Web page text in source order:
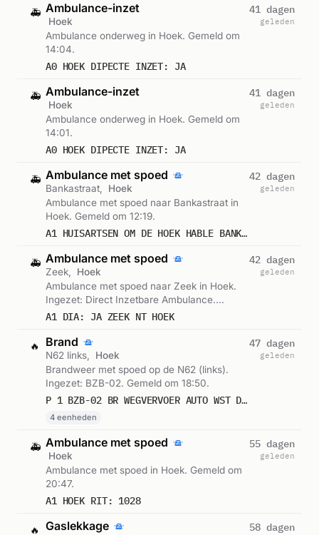
🚑 Ambulance-inzet
Hoek
Ambulance onderweg in Hoek. Gemeld om
14:04.
A0 HOEK DIPECTE INZET: JA
41 dagen
geleden
🚑 Ambulance-inzet
Hoek
Ambulance onderweg in Hoek. Gemeld om
14:01.
A0 HOEK DIPECTE INZET: JA
41 dagen
geleden
🚑 Ambulance met spoed
Bankastraat,
Hoek
Ambulance met spoed naar Bankastraat in
Hoek. Gemeld om 12:19.
A1 HUISARTSEN OM DE HOEK HABLE BANKASTRAAT SGZAVH : 15138
42 dagen
geleden
🚑 Ambulance met spoed
Zeek,
Hoek
Ambulance met spoed naar Zeek in Hoek.
Ingezet: Direct Inzetbare Ambulance.
Gemeld om 23:55.
A1 DIA: JA ZEEK NT HOEK
42 dagen
geleden
🔥 Brand
N62 links,
Hoek
Brandweer met spoed op de N62 (links).
Ingezet: BZB-02. Gemeld om 18:50.
P 1 BZB-02 BR WEGVERVOER AUTO WST DWV L04 WES4BUIS N62 LI - WESTERSCHEHDETUNNE HOEK 194995 196695 194738 196631
4 eenheden
47 dagen
geleden
🚑 Ambulance met spoed
Hoek
Ambulance met spoed in Hoek. Gemeld om
20:47.
A1 HOEK RIT: 1028
55 dagen
geleden
🔥 Gaslekkage 58 dagen